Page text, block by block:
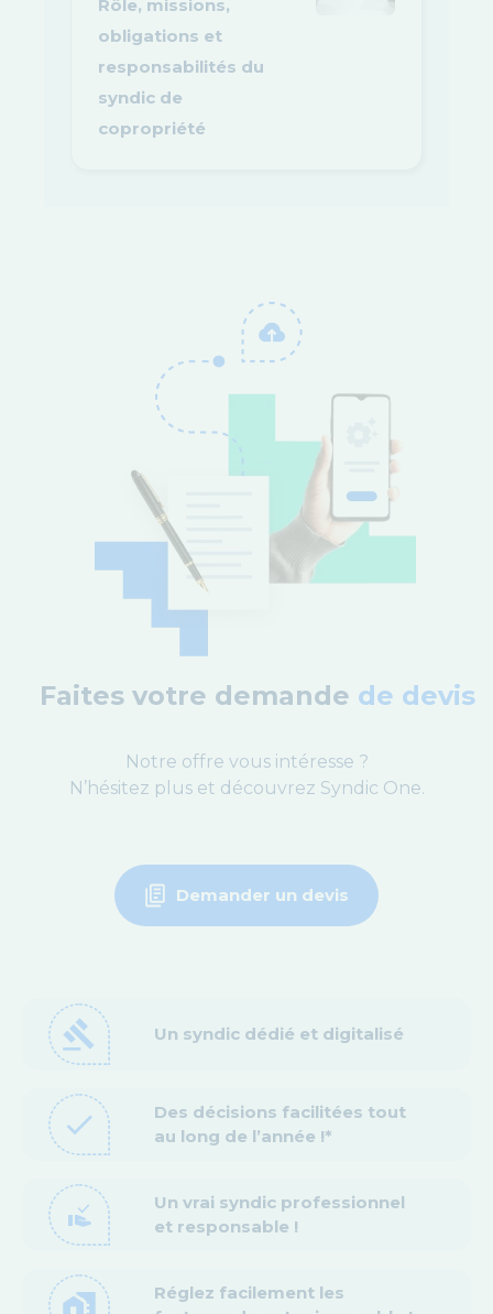
Rôle, missions,
obligations et
responsabilités du
syndic de
copropriété
Faites votre demande de devis
Notre offre vous intéresse ?
N’hésitez plus et découvrez Syndic One.
Demander un devis
gavel Un syndic dédié et digitalisé
check
Des décisions facilitées tout
au long de l’année !*
approval_delegation
Un vrai syndic professionnel
et responsable !
home_work
Réglez facilement les